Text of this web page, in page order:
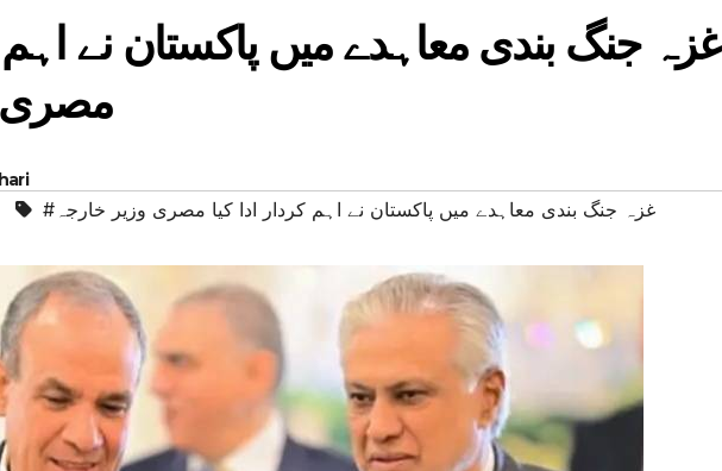
غزہ جنگ بندی معاہدے میں پاکستان نے اہم
مصری
#غزہ جنگ بندی معاہدے میں پاکستان نے اہم کردار ادا کیا مصری وزیر خارجہ